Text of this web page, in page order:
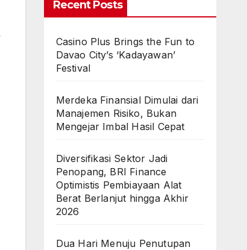
Recent Posts
Casino Plus Brings the Fun to
Davao City’s ‘Kadayawan’
Festival
Merdeka Finansial Dimulai dari
Manajemen Risiko, Bukan
Mengejar Imbal Hasil Cepat
Diversifikasi Sektor Jadi
Penopang, BRI Finance
Optimistis Pembiayaan Alat
Berat Berlanjut hingga Akhir
2026
Dua Hari Menuju Penutupan